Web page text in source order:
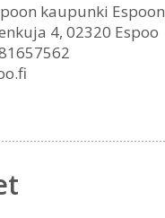
kaupunki
4, 02320 Espoo